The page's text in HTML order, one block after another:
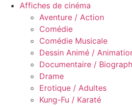
Affiches de cinéma
Aventure / Action
Comédie
Comédie Musicale
Dessin Animé /
Documentaire /
Drame
Erotique / Adultes
Kung-Fu / Karaté